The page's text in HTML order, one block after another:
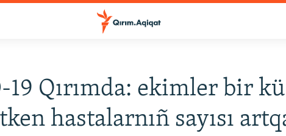
19 Qırımda: ekimler bir
hastalarnıñ sayısı